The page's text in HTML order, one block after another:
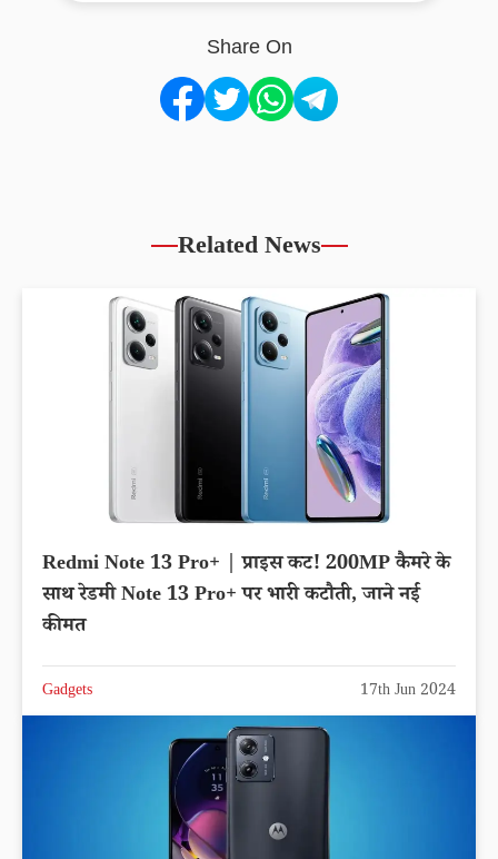
Share On
Related News
Redmi Note 13 Pro+ | प्राइस कट! 200MP कैमरे के
साथ रेडमी Note 13 Pro+ पर भारी कटौती, जाने नई
कीमत
Gadgets 17th Jun 2024